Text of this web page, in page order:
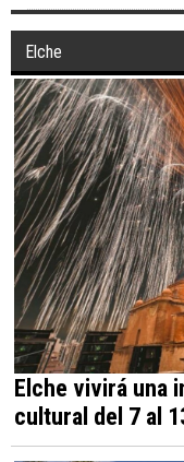
Elche
Elche vivirá una
cultural del 7 al